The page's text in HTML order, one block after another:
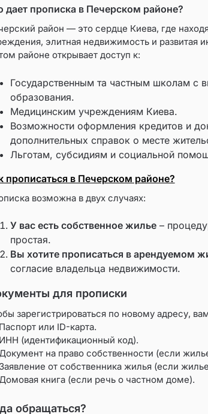
дает прописка в Печерском районе?
район — это сердце Киева, где
элитная недвижимость и развитая
районе открывает доступ к:
Государственным та частным школам с
образования.
Медицинским учреждениям Киева.
Возможности оформления кредитов и
дополнительных справок о месте
Льготам, субсидиям и социальной
прописаться в Печерском районе?
возможна в двух случаях:
У вас есть собственное жилье–
простая.
Вы хотите прописаться в арендуемом
согласие владельца недвижимости.
для прописки
зарегистрироваться по новому адресу,
Паспорт или ID-карта.
ИНН (идентификационный код).
на право собственности (если
Заявление от собственника жилья (если
книга (если речь о частном доме).
обращаться?